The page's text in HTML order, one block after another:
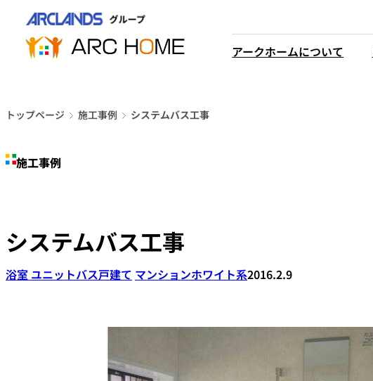
プ
アークホームについて
営業時間は
平日9時から18時までと
なっております
トップページ 施工事例 システムバス工事
施工事例
システムバス工事
浴室 ユニットバス戸建て マンションホワイト系2016.2.9